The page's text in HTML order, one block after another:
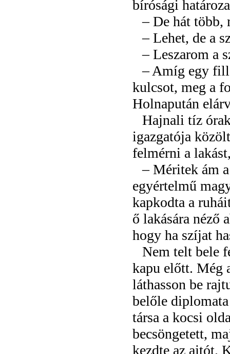
bírósági
– De hát több,
– Lehet, de a
– Leszarom a
– Amíg egy
kulcsot, meg a
Holnapután
Hajnali tíz
igazgatója
felmérni a
– Méritek ám
egyértelmű
kapkodta a
ő lakására néző
hogy ha szíjat
Nem telt bele
kapu előtt. Még
láthasson be
belőle
társa a kocsi
becsöngetett,
kezdte az ajtót.